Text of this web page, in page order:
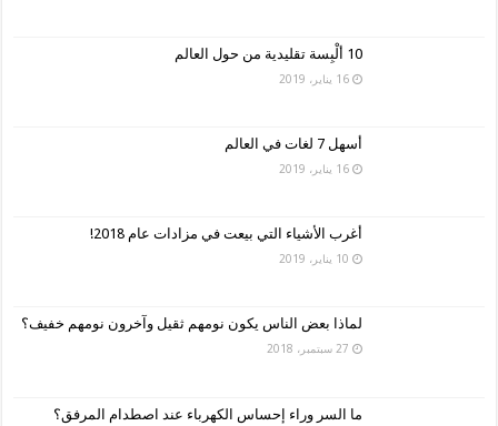
10 ألْبِسة تقليدية من حول العالم
16 يناير، 2019
أسهل 7 لغات في العالم
16 يناير، 2019
أغرب الأشياء التي بيعت في مزادات عام 2018!
10 يناير، 2019
لماذا بعض الناس يكون نومهم ثقيل وآخرون نومهم خفيف؟
27 سبتمبر، 2018
ما السر وراء إحساس الكهرباء عند اصطدام المرفق؟